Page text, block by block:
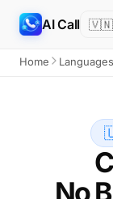
AI Call 🇻🇳
Home Languages
No